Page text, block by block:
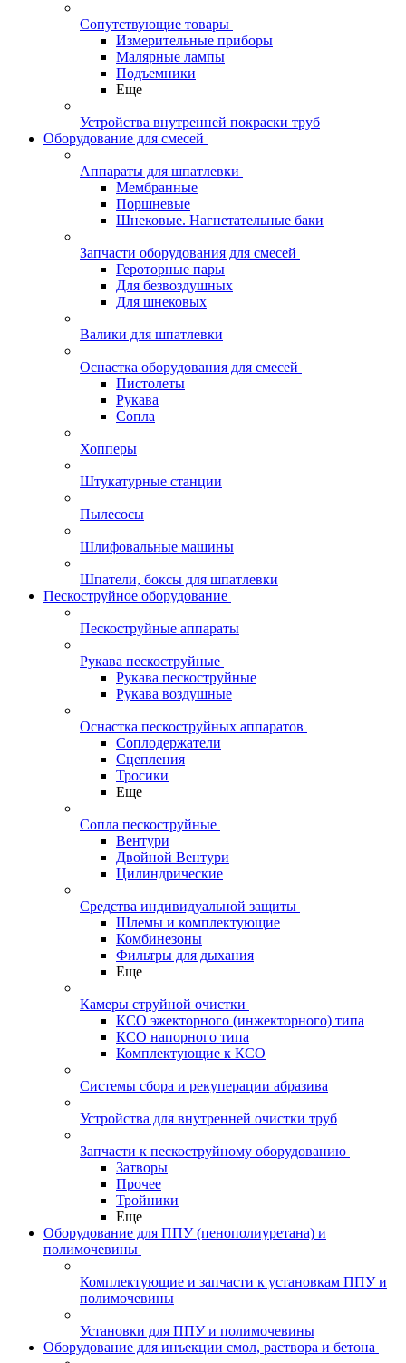
Сопутствующие товары
Измерительные приборы
Малярные лампы
Подъемники
Еще
Устройства внутренней покраски труб
Оборудование для смесей
Аппараты для шпатлевки
Мембранные
Поршневые
Шнековые. Нагнетательные баки
Запчасти оборудования для смесей
Героторные пары
Для безвоздушных
Для шнековых
Валики для шпатлевки
Оснастка оборудования для смесей
Пистолеты
Рукава
Сопла
Хопперы
Штукатурные станции
Пылесосы
Шлифовальные машины
Шпатели, боксы для шпатлевки
Пескоструйное оборудование
Пескоструйные аппараты
Рукава пескоструйные
Рукава пескоструйные
Рукава воздушные
Оснастка пескоструйных аппаратов
Соплодержатели
Сцепления
Тросики
Еще
Сопла пескоструйные
Вентури
Двойной Вентури
Цилиндрические
Средства индивидуальной защиты
Шлемы и комплектующие
Комбинезоны
Фильтры для дыхания
Еще
Камеры струйной очистки
КСО эжекторного (инжекторного) типа
КСО напорного типа
Комплектующие к КСО
Системы сбора и рекуперации абразива
Устройства для внутренней очистки труб
Запчасти к пескоструйному оборудованию
Затворы
Прочее
Тройники
Еще
Оборудование для ППУ (пенополиуретана) и
полимочевины
Комплектующие и запчасти к установкам ППУ и
полимочевины
Установки для ППУ и полимочевины
Оборудование для инъекции смол, раствора и бетона